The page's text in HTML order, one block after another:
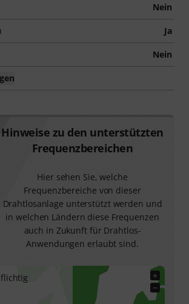
Nein
Ja
Nein
Hinweise zu den unterstützten
Frequenzbereichen
Hier sehen Sie, welche
Frequenzbereiche von dieser
Drahtlosanlage unterstützt werden und
in welchen Ländern diese Frequenzen
auch in Zukunft für Drahtlos-
Anwendungen erlaubt sind.
+
−